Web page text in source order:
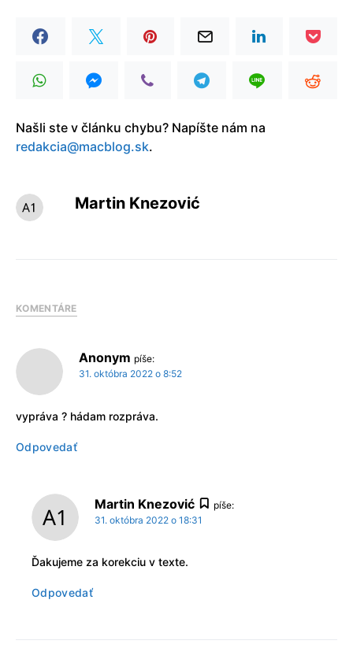
Našli ste v článku chybu? Napíšte nám na
redakcia@macblog.sk.
Martin Knezović
KOMENTÁRE
Anonym píše:
31. októbra 2022 o 8:52
vypráva ? hádam rozpráva.
Odpovedať
Martin Knezović
píše:
31. októbra 2022 o 18:31
Ďakujeme za korekciu v texte.
Odpovedať